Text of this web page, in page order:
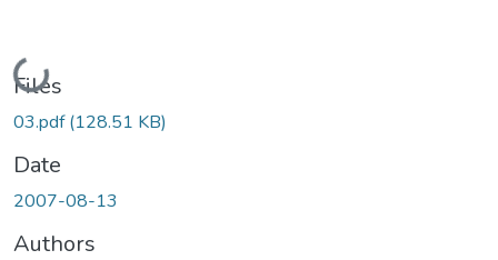
Loading...
Files
03.pdf(128.51 KB)
Date
2007-08-13
Authors